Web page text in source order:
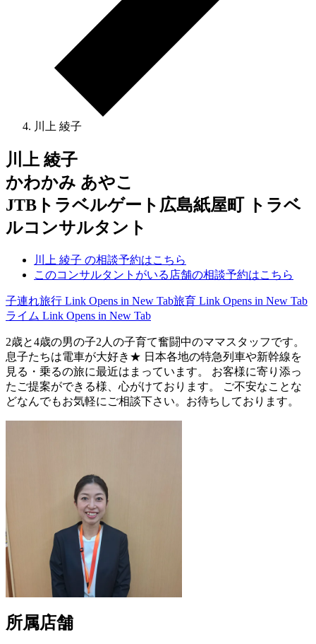
川上 綾子
川上 綾子
かわかみ あやこ
JTBトラベルゲート広島紙屋町 トラベ
ルコンサルタント
川上 綾子 の相談予約はこちら
このコンサルタントがいる店舗の相談予約はこちら
子連れ旅行 Link Opens in New Tab旅育 Link Opens in New Tab
ライム Link Opens in New Tab
2歳と4歳の男の子2人の子育て奮闘中のママスタッフです。
息子たちは電車が大好き★ 日本各地の特急列車や新幹線を
見る・乗るの旅に最近はまっています。 お客様に寄り添っ
たご提案ができる様、心がけております。 ご不安なことな
どなんでもお気軽にご相談下さい。お待ちしております。
所属店舗